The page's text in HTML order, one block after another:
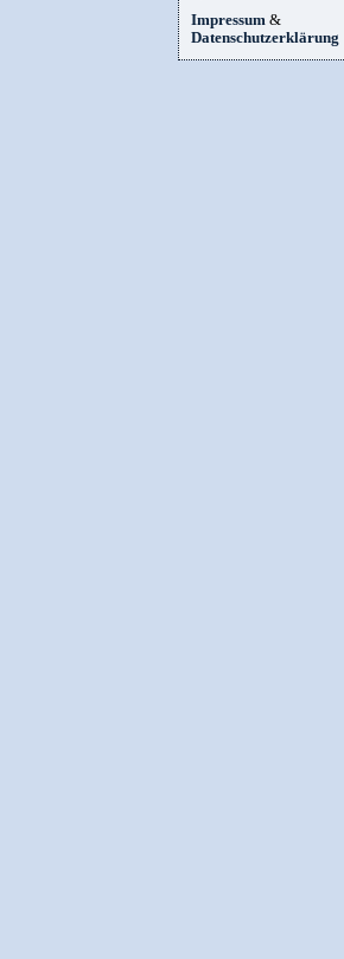
Impressum &
Datenschutzerklärung